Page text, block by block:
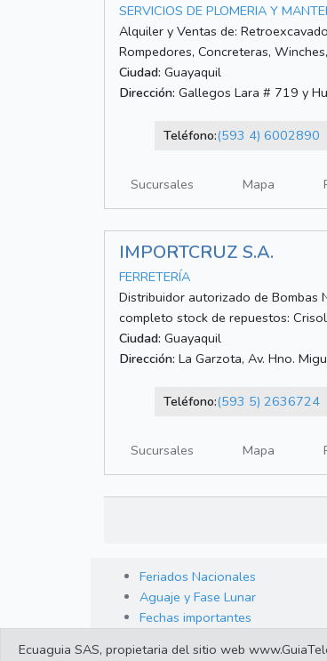
SERVICIOS DE PLOMERIA Y
Alquiler y Ventas de:
Rompedores, Concreteras,
Ciudad: Guayaquil
Dirección: Gallegos Lara # 719 y
Teléfono:(593 4) 6002890
Sucursales Mapa
IMPORTCRUZ S.A.
FERRETERÍA
Distribuidor autorizado de Bombas
completo stock de repuestos:
Ciudad: Guayaquil
Dirección: La Garzota, Av. Hno.
Teléfono:(593 5) 2636724
Sucursales Mapa
Feriados Nacionales
Aguaje y Fase Lunar
Fechas importantes
Ecuaguia SAS, propietaria del sitio web